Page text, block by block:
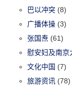
巴以冲突 (8)
广播体操 (3)
张国焘 (61)
慰安妇及南京
文化中国 (7)
旅游资讯 (78)